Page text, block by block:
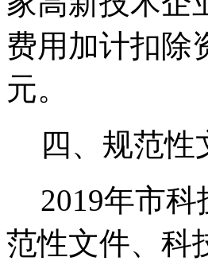
费用加计扣除
元。
四、规范性
2019年市科
范性文件、科